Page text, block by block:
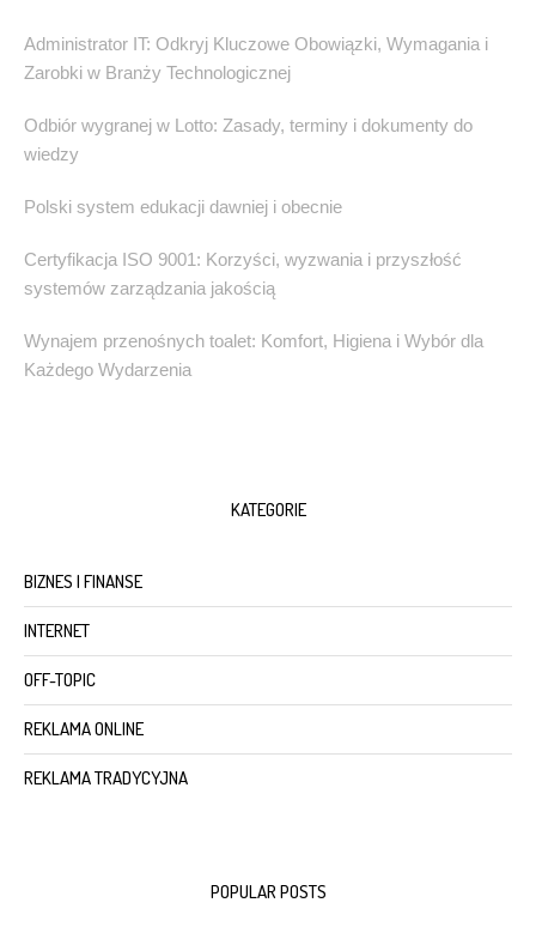
Administrator IT: Odkryj Kluczowe Obowiązki, Wymagania i
Zarobki w Branży Technologicznej
Odbiór wygranej w Lotto: Zasady, terminy i dokumenty do
wiedzy
Polski system edukacji dawniej i obecnie
Certyfikacja ISO 9001: Korzyści, wyzwania i przyszłość
systemów zarządzania jakością
Wynajem przenośnych toalet: Komfort, Higiena i Wybór dla
Każdego Wydarzenia
KATEGORIE
BIZNES I FINANSE
INTERNET
OFF-TOPIC
REKLAMA ONLINE
REKLAMA TRADYCYJNA
POPULAR POSTS